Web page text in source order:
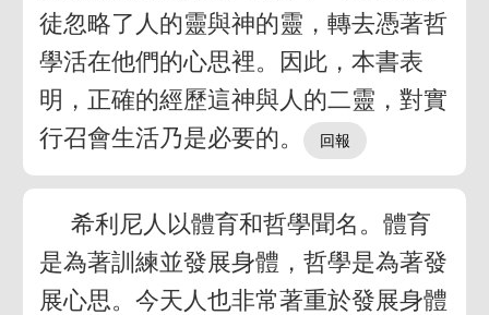
徒忽略了人的靈與神的靈，轉去憑著哲
學活在他們的心思裡。因此，本書表
明，正確的經歷這神與人的二靈，對實
行召會生活乃是必要的。
希利尼人以體育和哲學聞名。體育
是為著訓練並發展身體，哲學是為著發
展心思。今天人也非常著重於發展身體